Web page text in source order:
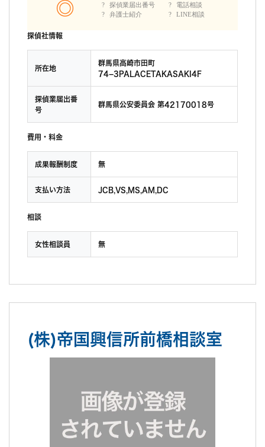
探偵業届出番号
弁護士紹介
電話相談
LINE相談
探偵社情報
所在地
群馬県高崎市田町
74−3PALACETAKASAKI4F
探偵業届出番
号
群馬県公安委員会 第42170018号
費用・料金
成果報酬制度 無
支払い方法 JCB,VS,MS,AM,DC
相談
女性相談員 無
(株)帝国興信所前橋相談室